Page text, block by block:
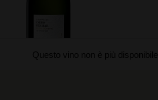
Questo vino non è più disponibile